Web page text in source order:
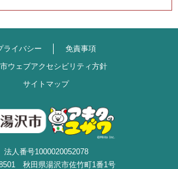
ライバシー
免責事項
ウェブアクセシビリティ方針
サイトマップ
法人番号1000020052078
秋田県湯沢市佐竹町1番1号